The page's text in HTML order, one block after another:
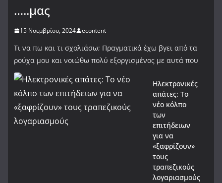
…..μας
15 Νοεμβρίου, 2024 econtent
Τι να πω και τι σχολιάσω; Πραγματικά έχω βγει από τα
ρούχα μου και νοιώθω πολύ εξοργισμένος με αυτά που
Ηλεκτρονικές
απάτες: Το
νέο κόλπο
των
επιτήδειων
για να
«ξαφρίζουν»
τους
τραπεζικούς
λογαριασμούς